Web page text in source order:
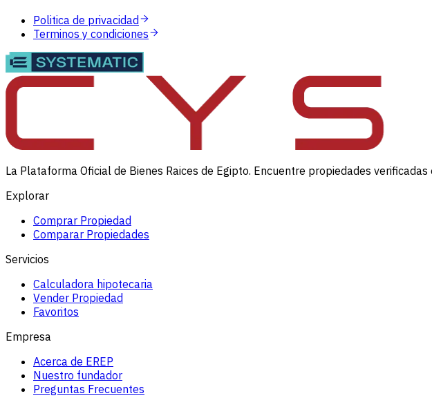
Politica de privacidad
Terminos y condiciones
La Plataforma Oficial de Bienes Raices de Egipto. Encuentre propiedades
Explorar
Comprar Propiedad
Comparar Propiedades
Servicios
Calculadora hipotecaria
Vender Propiedad
Favoritos
Empresa
Acerca de EREP
Nuestro fundador
Preguntas Frecuentes